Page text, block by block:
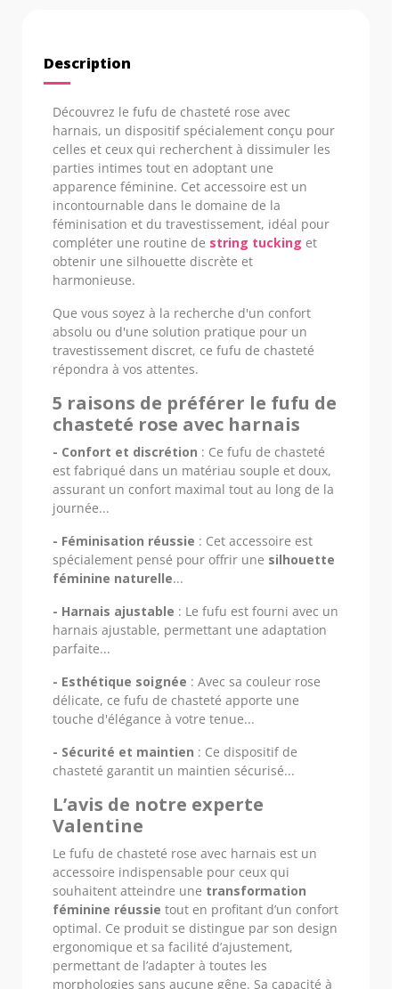
Description
Découvrez le fufu de chasteté rose avec
harnais, un dispositif spécialement conçu pour
celles et ceux qui recherchent à dissimuler les
parties intimes tout en adoptant une
apparence féminine. Cet accessoire est un
incontournable dans le domaine de la
féminisation et du travestissement, idéal pour
compléter une routine de string tucking et
obtenir une silhouette discrète et
harmonieuse.
Que vous soyez à la recherche d'un confort
absolu ou d'une solution pratique pour un
travestissement discret, ce fufu de chasteté
répondra à vos attentes.
5 raisons de préférer le fufu de
chasteté rose avec harnais
- Confort et discrétion : Ce fufu de chasteté
est fabriqué dans un matériau souple et doux,
assurant un confort maximal tout au long de la
journée...
- Féminisation réussie : Cet accessoire est
spécialement pensé pour offrir une silhouette
féminine naturelle...
- Harnais ajustable : Le fufu est fourni avec un
harnais ajustable, permettant une adaptation
parfaite...
- Esthétique soignée : Avec sa couleur rose
délicate, ce fufu de chasteté apporte une
touche d'élégance à votre tenue...
- Sécurité et maintien : Ce dispositif de
chasteté garantit un maintien sécurisé...
L’avis de notre experte
Valentine
Le fufu de chasteté rose avec harnais est un
accessoire indispensable pour ceux qui
souhaitent atteindre une transformation
féminine réussie tout en profitant d’un confort
optimal. Ce produit se distingue par son design
ergonomique et sa facilité d’ajustement,
permettant de l’adapter à toutes les
morphologies sans aucune gêne. Sa capacité à